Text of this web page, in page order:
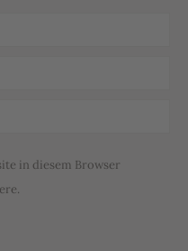
in diesem Browser